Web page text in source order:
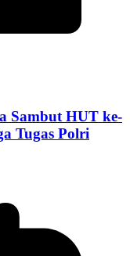
Sambut HUT ke-
Tugas Polri